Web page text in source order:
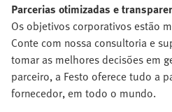
Parcerias otimizadas e
Os objetivos corporativos estão
Conte com nossa consultoria e
tomar as melhores decisões em
parceiro, a Festo oferece tudo a
fornecedor, em todo o mundo.